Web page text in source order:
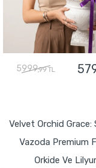
5999,99 TL
Velvet Orchid Grace:
Vazoda Premium
Orkide Ve